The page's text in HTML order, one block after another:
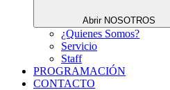
Abrir NOSOTROS
¿Quienes Somos?
Servicio
Staff
PROGRAMACIÓN
CONTACTO